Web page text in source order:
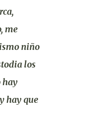
me
niño
los
hay
hay que